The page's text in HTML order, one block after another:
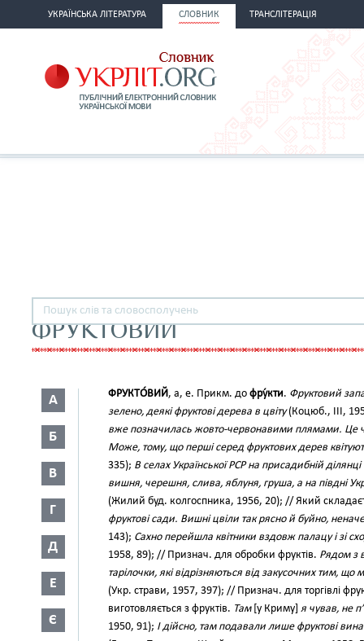
УКРАЇНСЬКА ЛІТЕРАТУРА СЛОВНИК ТРАНСЛІТЕРАЦІЯ
ФРУКТОВИЙ
А
Б
В
Г
Д
Е
Є
ФРУКТО́ВИЙ, а, е. Прикм. до фру́кти. Фруктовий
зелено, деякі фруктові дерева в цвіту(Коцюб., III,
вже позначилась жовто-червонавими плямами. Це
Може, тому, що перші серед фруктових дерев
335); В селах Української РСР на присадибній
вишня, черешня, слива, яблуня, груша, а на півдні
(Жилий буд. колгоспника, 1956, 20); // Який
фруктові сади. Вишні цвіли так рясно й буйно,
143); Сахно перейшла квітники вздовж палацу і зі
1958, 89); // Признач. для обробки фруктів. Рядом з
тарілочки, які відрізняються від закусочних тим, що
(Укр. страви, 1957, 397); // Признач. для торгівлі
виготовляється з фруктів. Там[у Криму] я чував, не
1950, 91); І дійсно, там подавали лише фруктові